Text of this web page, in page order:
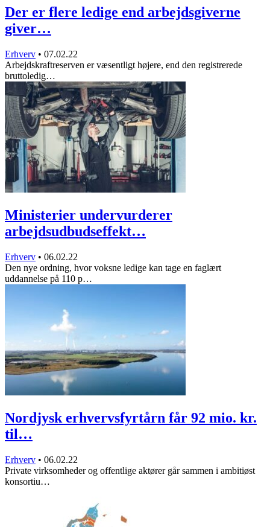
Der er flere ledige end arbejdsgiverne
giver…
Erhverv • 07.02.22
Arbejdskraftreserven er væsentligt højere, end den registrerede
bruttoledig…
Ministerier undervurderer
arbejdsudbudseffekt…
Erhverv • 06.02.22
Den nye ordning, hvor voksne ledige kan tage en faglært
uddannelse på 110 p…
Nordjysk erhvervsfyrtårn får 92 mio. kr.
til…
Erhverv • 06.02.22
Private virksomheder og offentlige aktører går sammen i ambitiøst
konsortiu…